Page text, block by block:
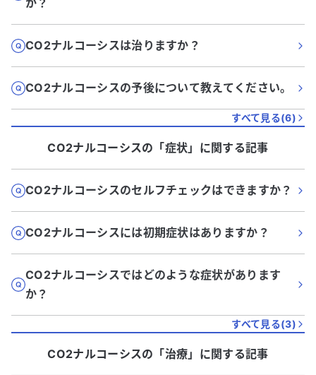
か？
CO2ナルコーシスは治りますか？
CO2ナルコーシスの予後について教えてください。
すべて見る(6)
CO2ナルコーシスの「症状」に関する記事
CO2ナルコーシスのセルフチェックはできますか？
CO2ナルコーシスには初期症状はありますか？
CO2ナルコーシスではどのような症状があります
か？
すべて見る(3)
CO2ナルコーシスの「治療」に関する記事